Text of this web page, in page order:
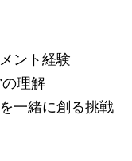
ント経験
理解
一緒に創る挑戦